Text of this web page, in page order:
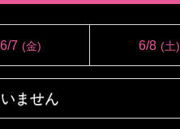
6/7 (金) 6/8 (土)
ません